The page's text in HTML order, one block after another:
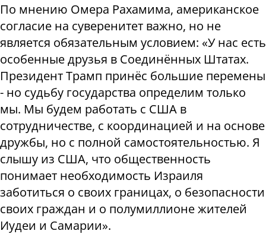
По мнению Омера Рахамима, американское
согласие на суверенитет важно, но не
является обязательным условием: «У нас есть
особенные друзья в Соединённых Штатах.
Президент Трамп принёс большие перемены
- но судьбу государства определим только
мы. Мы будем работать с США в
сотрудничестве, с координацией и на основе
дружбы, но с полной самостоятельностью. Я
слышу из США, что общественность
понимает необходимость Израиля
заботиться о своих границах, о безопасности
своих граждан и о полумиллионе жителей
Иудеи и Самарии».